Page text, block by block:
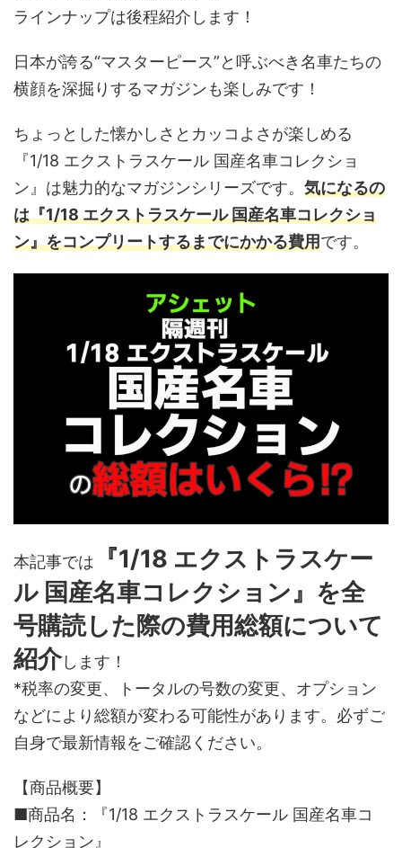
ラインナップは後程紹介します！
日本が誇る“マスターピース”と呼ぶべき名車たちの
横顔を深掘りするマガジンも楽しみです！
ちょっとした懐かしさとカッコよさが楽しめる
『1/18 エクストラスケール 国産名車コレクショ
ン』は魅力的なマガジンシリーズです。 気になるの
は『1/18 エクストラスケール 国産名車コレクショ
ン』をコンプリートするまでにかかる費用です。
本記事では
『1/18 エクストラスケー
ル 国産名車コレクション』を全
号購読した際の費用総額について
紹介します！
*税率の変更、トータルの号数の変更、オプション
などにより総額が変わる可能性があります。必ずご
自身で最新情報をご確認ください。
【商品概要】
■商品名：『1/18 エクストラスケール 国産名車コ
レクション』